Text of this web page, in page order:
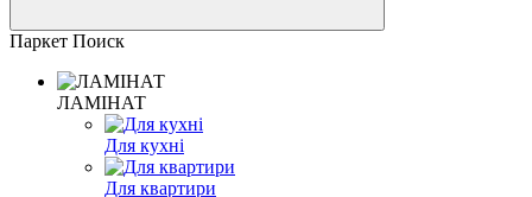
Паркет Поиск
ЛАМІНАТ
Для кухні
Для квартири